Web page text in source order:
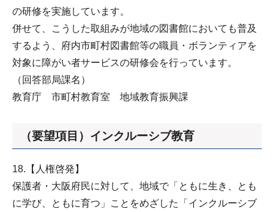
の研修を実施しています。
併せて、こうした取組みが地域の図書館においても普及
するよう、府内市町村図書館等の職員・ボランティアを
対象に障がい者サービスの研修会を行っています。
（回答部局課名）
教育庁 市町村教育室 地域教育振興課
（要望項目）インクルーシブ教育
18.【人権啓発】
保護者・大阪府民に対して、地域で「ともに生き、とも
に学び、ともに育つ」ことをめざした「インクルーシブ